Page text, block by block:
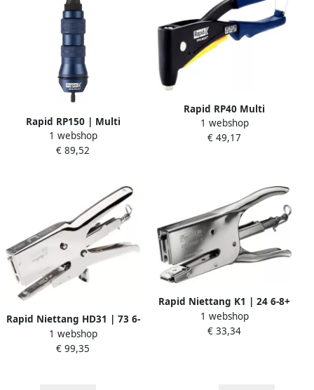
Rapid RP150 | Multi
Blindklinknageladapter
5001484
1 webshop
€ 89,52
Rapid RP40 Multi
Blindklinknageltang Koffer
5001127
1 webshop
€ 49,17
Rapid Niettang HD31 | 73 6-
12 mm + 2 Aambeelden
10540301
1 webshop
€ 99,35
Rapid Niettang K1 | 24 6-8+
mm 10510601
1 webshop
€ 33,34